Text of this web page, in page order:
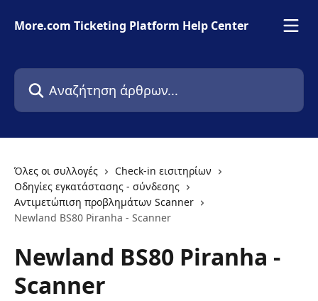
More.com Ticketing Platform Help Center
Αναζήτηση άρθρων...
Όλες οι συλλογές
Check-in εισιτηρίων
Οδηγίες εγκατάστασης - σύνδεσης
Αντιμετώπιση προβλημάτων Scanner
Newland BS80 Piranha - Scanner
Newland BS80 Piranha -
Scanner